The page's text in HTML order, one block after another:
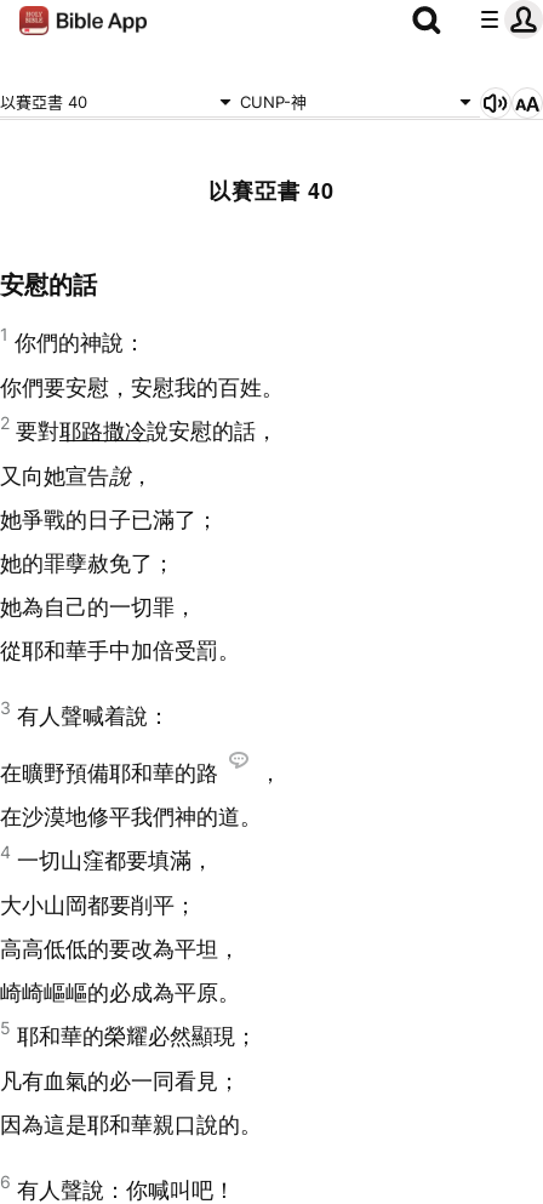
以賽亞書 40 CUNP-神
以賽亞書 40
安慰的話
1 你們的神說：
你們要安慰，安慰我的百姓。
2 要對耶路撒冷說安慰的話，
又向她宣告說，
她爭戰的日子已滿了；
她的罪孽赦免了；
她為自己的一切罪，
從耶和華手中加倍受罰。
3 有人聲喊着說：
在曠野預備耶和華的路
，
在沙漠地修平我們神的道。
4 一切山窪都要填滿，
大小山岡都要削平；
高高低低的要改為平坦，
崎崎嶇嶇的必成為平原。
5 耶和華的榮耀必然顯現；
凡有血氣的必一同看見；
因為這是耶和華親口說的。
6 有人聲說：你喊叫吧！